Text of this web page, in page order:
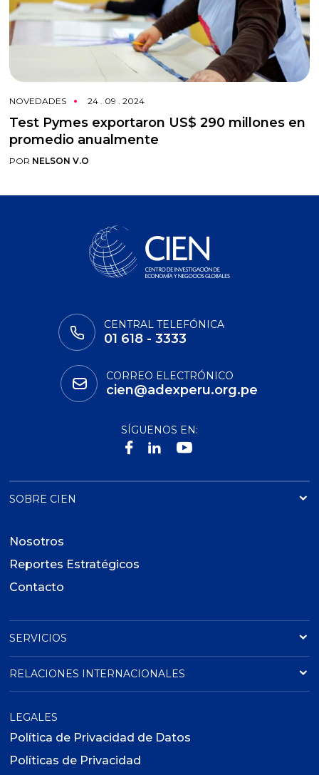
NOVEDADES 24 . 09 . 2024
Test Pymes exportaron US$ 290 millones en
promedio anualmente
POR NELSON V.O
CENTRAL TELEFÓNICA
01 618 - 3333
CORREO ELECTRÓNICO
cien@adexperu.org.pe
SÍGUENOS EN:
SOBRE CIEN
Nosotros
Reportes Estratégicos
Contacto
SERVICIOS
RELACIONES INTERNACIONALES
LEGALES
Política de Privacidad de Datos
Políticas de Privacidad